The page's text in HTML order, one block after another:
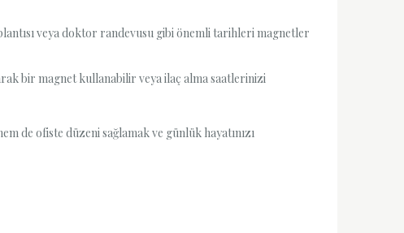
veya doktor randevusu gibi önemli tarihleri magnetler
bir magnet kullanabilir veya ilaç alma saatlerinizi
de ofiste düzeni sağlamak ve günlük hayatınızı